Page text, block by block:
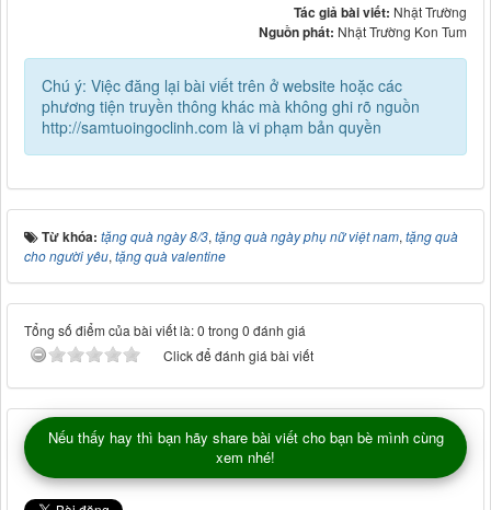
Tác giả bài viết: Nhật Trường
Nguồn phát: Nhật Trường Kon Tum
Chú ý: Việc đăng lại bài viết trên ở website hoặc các
phương tiện truyền thông khác mà không ghi rõ nguồn
http://samtuoingoclinh.com là vi phạm bản quyền
Từ khóa: tặng quà ngày 8/3, tặng quà ngày phụ nữ việt nam, tặng quà
cho người yêu, tặng quà valentine
Tổng số điểm của bài viết là: 0 trong 0 đánh giá
Click để đánh giá bài viết
Nếu thấy hay thì bạn hãy share bài viết cho bạn bè mình cùng
xem nhé!